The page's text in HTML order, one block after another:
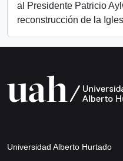
al Presidente Patricio
reconstrucción de la
Universidad Alberto Hurtado